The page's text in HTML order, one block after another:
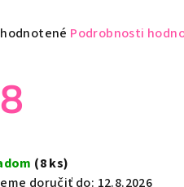
Podrobnosti
(8 ks)
doručiť do: 12.8.2026